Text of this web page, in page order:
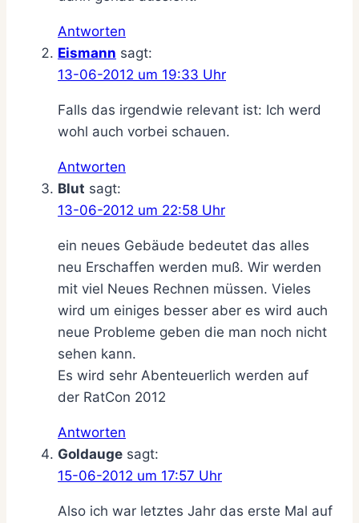
Antworten
Eismann sagt:
13-06-2012 um 19:33 Uhr
Falls das irgendwie relevant ist: Ich werd
wohl auch vorbei schauen.
Antworten
Blut sagt:
13-06-2012 um 22:58 Uhr
ein neues Gebäude bedeutet das alles
neu Erschaffen werden muß. Wir werden
mit viel Neues Rechnen müssen. Vieles
wird um einiges besser aber es wird auch
neue Probleme geben die man noch nicht
sehen kann.
Es wird sehr Abenteuerlich werden auf
der RatCon 2012
Antworten
Goldauge sagt:
15-06-2012 um 17:57 Uhr
Also ich war letztes Jahr das erste Mal auf